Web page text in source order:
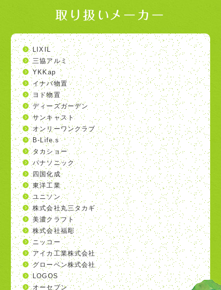
取り扱いメーカー
LIXIL
三協アルミ
YKKap
イナバ物置
ヨド物置
ディーズガーデン
サンキャスト
オンリーワンクラブ
B-Life.s
タカショー
パナソニック
四国化成
東洋工業
ユニソン
株式会社丸三タカギ
美濃クラフト
株式会社福彫
ニッコー
アイカ工業株式会社
グローベン株式会社
LOGOS
オーセブン